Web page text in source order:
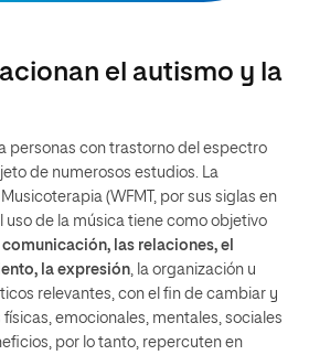
el autismo y la
personas con trastorno del espectro
de numerosos estudios. La
(WFMT, por sus siglas en
uso de la música tiene como objetivo
las relaciones, el
la expresión , la organización u
relevantes, con el fin de cambiar y
emocionales, mentales, sociales
por lo tanto, repercuten en